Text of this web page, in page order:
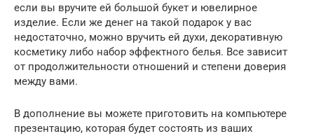
если вы вручите ей большой букет и ювелирное
изделие. Если же денег на такой подарок у вас
недостаточно, можно вручить ей духи, декоративную
косметику либо набор эффектного белья. Все зависит
от продолжительности отношений и степени доверия
между вами.
В дополнение вы можете приготовить на компьютере
презентацию, которая будет состоять из ваших